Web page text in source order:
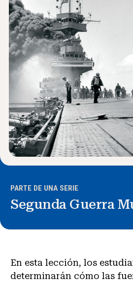
Involucrarse
PARTE DE UNA SERIE
Segunda Guerra
En esta lección, los
determinarán cómo las